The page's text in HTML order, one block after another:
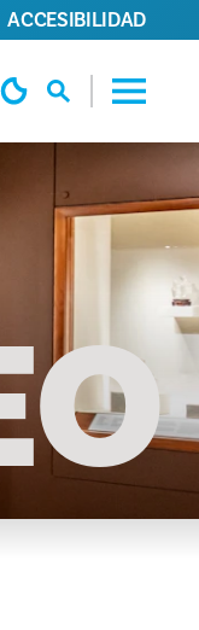
ACCESIBILIDAD